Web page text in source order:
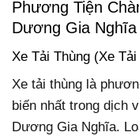
Phương Tiện
Dương Gia Nghĩa
Xe Tải Thùng (Xe
Xe tải thùng là
biến nhất trong dịch
Dương Gia Nghĩa.